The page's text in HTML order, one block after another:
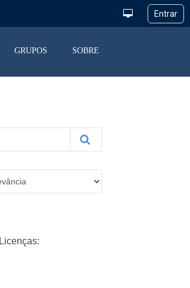
GRUPOS SOBRE
Licenças: